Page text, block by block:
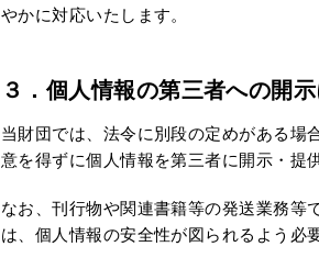
やかに対応いたします。
３．個人情報の第三者への開
当財団では、法令に別段の定めがある場
意を得ずに個人情報を第三者に開示・提
なお、刊行物や関連書籍等の発送業務等
は、個人情報の安全性が図られるよう必